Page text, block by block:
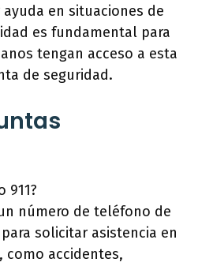
en situaciones de
es fundamental para
tengan acceso a esta
de seguridad.
911?
número de teléfono de
solicitar asistencia en
como accidentes,